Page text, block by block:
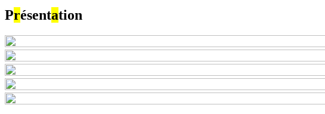
Présentation